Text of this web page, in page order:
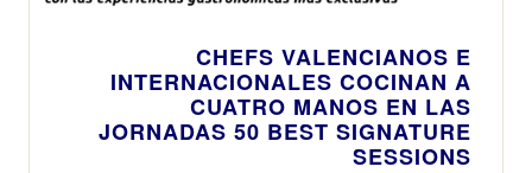
CHEFS VALENCIANOS E
INTERNACIONALES COCINAN A
CUATRO MANOS EN LAS
JORNADAS 50 BEST SIGNATURE
SESSIONS